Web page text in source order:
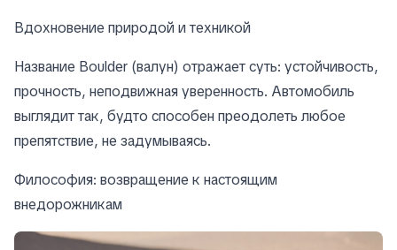
Вдохновение природой и техникой
Название Boulder (валун) отражает суть: устойчивость,
прочность, неподвижная уверенность. Автомобиль
выглядит так, будто способен преодолеть любое
препятствие, не задумываясь.
Философия: возвращение к настоящим
внедорожникам